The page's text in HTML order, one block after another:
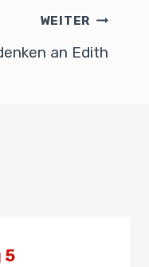
WEITER
an Edith
5